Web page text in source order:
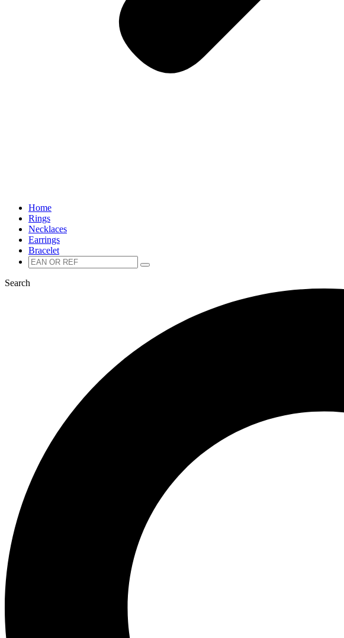
Home
Rings
Necklaces
Earrings
Bracelet
Zoeken
naar:
Zoeken
Search